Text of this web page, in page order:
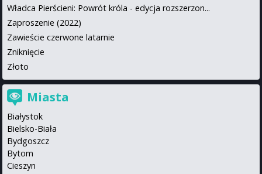
Władca Pierścieni: Powrót króla - edycja rozszerzon...
Zaproszenie (2022)
Zawieście czerwone latarnie
Zniknięcie
Złoto
Miasta
Białystok
Bielsko-Biała
Bydgoszcz
Bytom
Cieszyn